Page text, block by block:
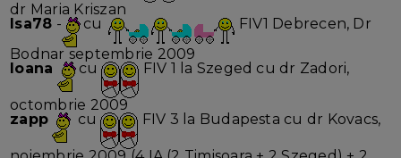
dr Maria Kriszan
Isa78 - cu
FIV1 Debrecen, Dr
Bodnar septembrie 2009
Ioana
cu FIV 1 la Szeged cu dr Zadori,
octombrie 2009
zapp
cu FIV 3 la Budapesta cu dr Kovacs,